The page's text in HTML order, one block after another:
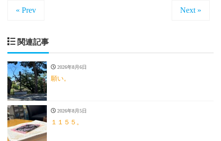
« Prev Next »
関連記事
2026年8月6日
願い。
2026年8月5日
１１５５。